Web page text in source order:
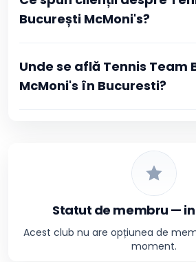
București McMoni's?
Unde se află Tennis Team
McMoni's în Bucuresti?
Statut de membru —
Acest club nu are opțiunea de
moment.